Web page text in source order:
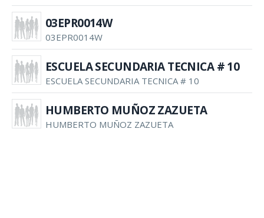
03EPR0014W
03EPR0014W
ESCUELA SECUNDARIA TECNICA # 10
ESCUELA SECUNDARIA TECNICA # 10
HUMBERTO MUÑOZ ZAZUETA
HUMBERTO MUÑOZ ZAZUETA